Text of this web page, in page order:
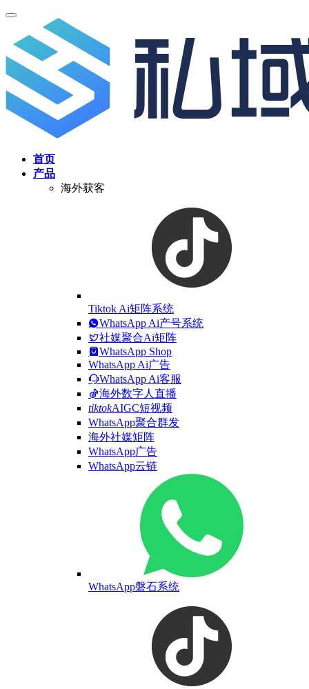
首页
产品
海外获客
Tiktok Ai矩阵系统
WhatsApp Ai产号系统
社媒聚合Ai矩阵
WhatsApp Shop
WhatsApp Ai广告
WhatsApp Ai客服
海外数字人直播
tiktokAIGC短视频
WhatsApp聚合群发
海外社媒矩阵
WhatsApp广告
WhatsApp云链
WhatsApp磐石系统